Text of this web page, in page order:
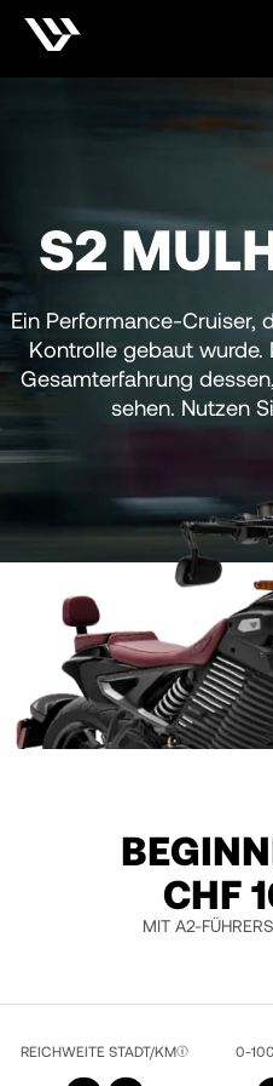
S2
Ein Performance-Cruiser,
Kontrolle gebaut wurde.
Gesamterfahrung
sehen. Nutzen
CHF
MIT A2-
REICHWEITE STADT/KM 0-